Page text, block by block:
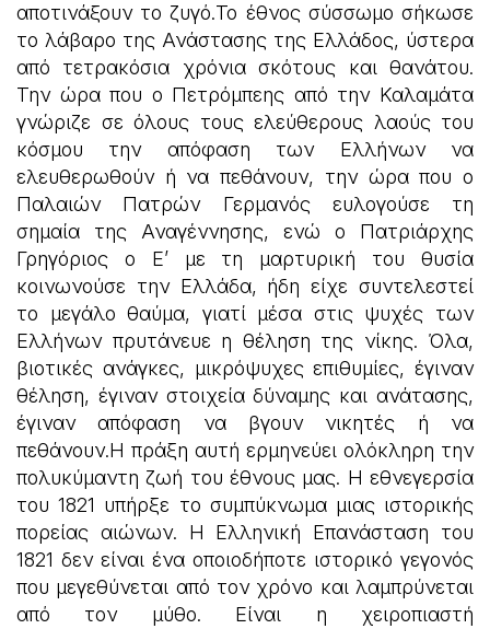
αποτινάξουν το ζυγό.Το έθνος σύσσωμο σήκωσε
το λάβαρο της Ανάστασης της Ελλάδος, ύστερα
από τετρακόσια χρόνια σκότους και θανάτου.
Την ώρα που ο Πετρόμπεης από την Καλαμάτα
γνώριζε σε όλους τους ελεύθερους λαούς του
κόσμου την απόφαση των Ελλήνων να
ελευθερωθούν ή να πεθάνουν, την ώρα που ο
Παλαιών Πατρών Γερμανός ευλογούσε τη
σημαία της Αναγέννησης, ενώ ο Πατριάρχης
Γρηγόριος ο Ε’ με τη μαρτυρική του θυσία
κοινωνούσε την Ελλάδα, ήδη είχε συντελεστεί
το μεγάλο θαύμα, γιατί μέσα στις ψυχές των
Ελλήνων πρυτάνευε η θέληση της νίκης. Όλα,
βιοτικές ανάγκες, μικρόψυχες επιθυμίες, έγιναν
θέληση, έγιναν στοιχεία δύναμης και ανάτασης,
έγιναν απόφαση να βγουν νικητές ή να
πεθάνουν.Η πράξη αυτή ερμηνεύει ολόκληρη την
πολυκύμαντη ζωή του έθνους μας. Η εθνεγερσία
του 1821 υπήρξε το συμπύκνωμα μιας ιστορικής
πορείας αιώνων. Η Ελληνική Επανάσταση του
1821 δεν είναι ένα οποιοδήποτε ιστορικό γεγονός
που μεγεθύνεται από τον χρόνο και λαμπρύνεται
από τον μύθο. Είναι η χειροπιαστή